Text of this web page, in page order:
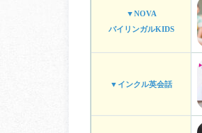
▼NOVA
バイリンガルKIDS
▼インクル英会話